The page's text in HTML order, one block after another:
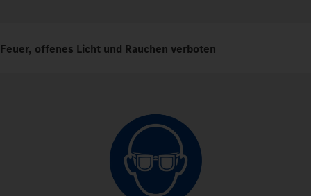
Feuer, offenes Licht und Rauchen verboten